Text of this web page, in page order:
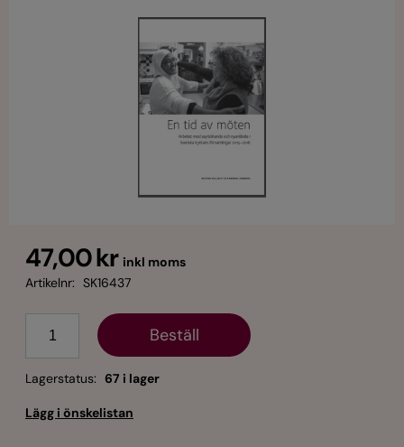
47,00 kr inkl moms
Artikelnr: SK16437
Antal
Lagerstatus: 67 i lager